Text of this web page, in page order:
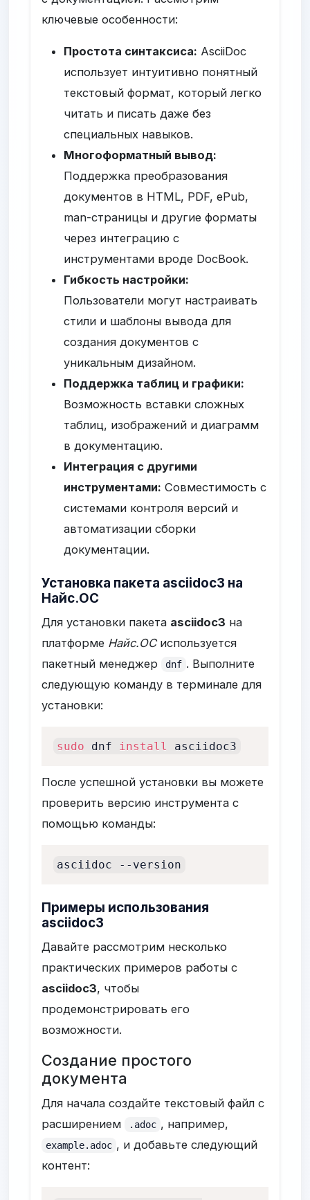
ключевые особенности:
Простота синтаксиса: AsciiDoc
использует интуитивно понятный
текстовый формат, который легко
читать и писать даже без
специальных навыков.
Многоформатный вывод:
Поддержка преобразования
документов в HTML, PDF, ePub,
man-страницы и другие форматы
через интеграцию с
инструментами вроде DocBook.
Гибкость настройки:
Пользователи могут настраивать
стили и шаблоны вывода для
создания документов с
уникальным дизайном.
Поддержка таблиц и графики:
Возможность вставки сложных
таблиц, изображений и диаграмм
в документацию.
Интеграция с другими
инструментами: Совместимость с
системами контроля версий и
автоматизации сборки
документации.
Установка пакета asciidoc3 на
Найс.ОС
Для установки пакета asciidoc3 на
платформе Найс.ОСиспользуется
пакетный менеджер
dnf . Выполните
следующую команду в терминале для
установки:
sudo dnf install asciidoc3
После успешной установки вы можете
проверить версию инструмента с
помощью команды:
asciidoc --version
Примеры использования
asciidoc3
Давайте рассмотрим несколько
практических примеров работы с
asciidoc3, чтобы
продемонстрировать его
возможности.
Создание простого
документа
Для начала создайте текстовый файл с
расширением
.adoc , например,
example.adoc , и добавьте следующий
контент: